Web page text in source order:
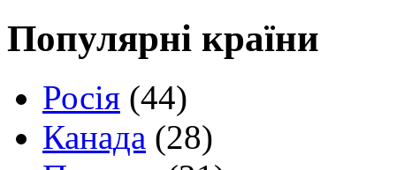
Популярні країни
Росія (44)
Канада (28)